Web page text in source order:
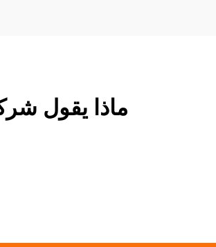
ماذا يقول